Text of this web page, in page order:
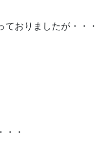
おりましたが・・・
・